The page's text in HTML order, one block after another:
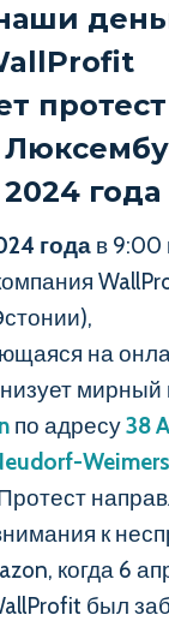
года
года в 9:00
на
мирный
по адресу38
к
когда 6
был